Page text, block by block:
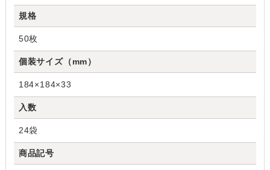
規格
50枚
個装サイズ（mm）
184×184×33
入数
24袋
商品記号